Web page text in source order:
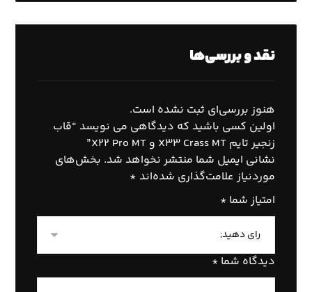
نقد و بررسی‌ها
هنوز بررسی‌ای ثبت نشده است.
اولین کسی باشید که دیدگاهی می نویسد “قاب
زنجیر تایم X33 Crass MT و X22 Pro MT”
نشانی ایمیل شما منتشر نخواهد شد. بخش‌های
موردنیاز علامت‌گذاری شده‌اند *
امتیاز شما *
دیدگاه شما *